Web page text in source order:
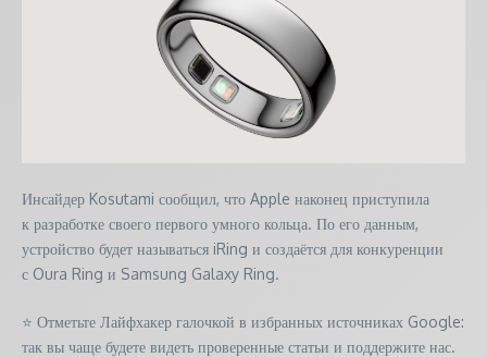
Инсайдер Kosutami сообщил, что Apple наконец приступила
к разработке своего первого умного кольца. По его данным,
устройство будет называться iRing и создаётся для конкуренции
с Oura Ring и Samsung Galaxy Ring.
⭐ Отметьте Лайфхакер галочкой в избранных источниках Google:
так вы чаще будете видеть проверенные статьи и поддержите нас.